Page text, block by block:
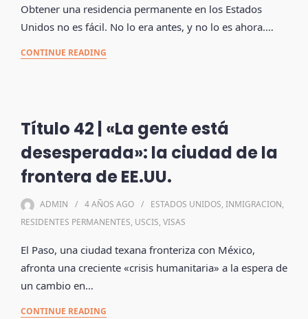
Obtener una residencia permanente en los Estados
Unidos no es fácil. No lo era antes, y no lo es ahora.…
CONTINUE READING
Título 42 | «La gente está
desesperada»: la ciudad de la
frontera de EE.UU.
ADMIN 4 AÑOS AGO ESTADOS UNIDOS, INMIGRACION,
RESIDENTES PERMANENTES, USCIS, VISAS
El Paso, una ciudad texana fronteriza con México,
afronta una creciente «crisis humanitaria» a la espera de
un cambio en…
CONTINUE READING